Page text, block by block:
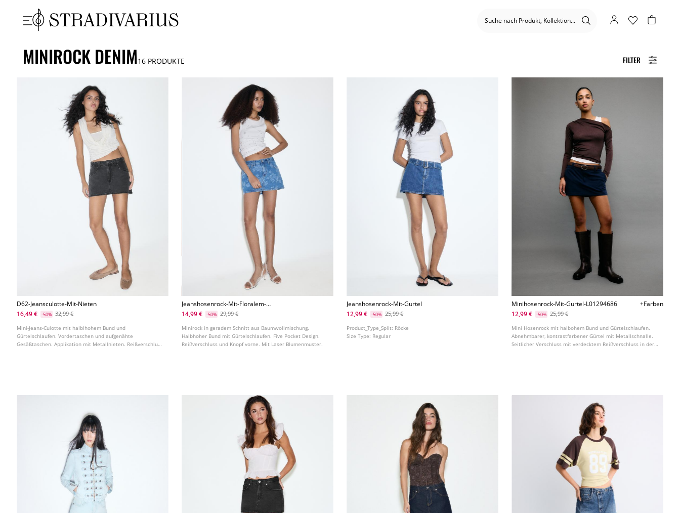
FILTER
MINIROCK DENIM16 PRODUKTE
D62-Jeansculotte-Mit-Nieten
16,49 €
-50% 32,99 €
Mini-Jeans-Culotte mit halblhohem Bund und
Gürtelschlaufen. Vordertaschen und aufgenähte
Gesäßtaschen. Applikation mit Metallnieten. Reißverschluss
Jeanshosenrock-Mit-Floralem-
Laserprint
14,99 € -50% 29,99 €
Minirock in geradem Schnitt aus Baumwollmischung.
Halbhoher Bund mit Gürtelschlaufen. Five Pocket Design.
Reißverschluss und Knopf vorne. Mit Laser Blumenmuster.
Jeanshosenrock-Mit-Gurtel
12,99 €
-50% 25,99 €
Product_Type_Split: Röcke
Size Type: Regular
Minihosenrock-Mit-Gurtel-L01294686
+Farben
12,99 €
-50% 25,99 €
Mini Hosenrock mit halbohem Bund und Gürtelschlaufen.
Abnehmbarer, kontrastfarbener Gürtel mit Metallschnalle.
Seitlicher Verschluss mit verdecktem Reißverschluss in der